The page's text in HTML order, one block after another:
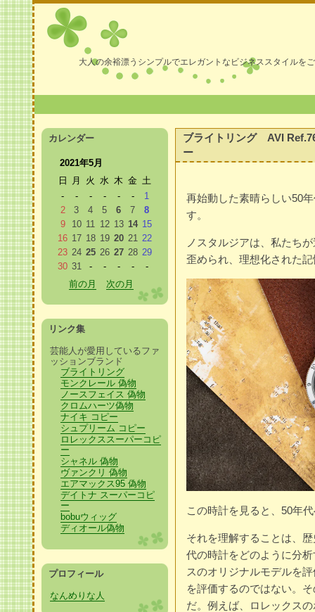
大人の余裕漂うシンプルでエレガントなビジネススタイルを
ブライトリング AVI
ー
再始動した素晴らしい50
す。
ノスタルジアは、私たち
歪められ、理想化された
この時計を見ると、50年
それを理解することは、
代の時計をどのように分
スのオリジナルモデルを
を評価するのではない。
だ。例えば、ロレックス
カレンダー
2021年5月
日
月 火 水 木 金 土
-
- - - - -
1
2
3 4 5 6 7
8
9
10 11 12 13 14 15
16 17 18 19 20 21 22
23 24 25 26 27 28 29
30 31 - - - -
-
前の月
次の月
リンク集
芸能人が愛用しているファ
ッションブランド
ブライトリング
モンクレール 偽物
ノースフェイス 偽物
クロムハーツ偽物
ナイキ コピー
シュプリーム コピー
ロレックススーパーコピ
ー
シャネル 偽物
ヴァンクリ 偽物
エアマックス95 偽物
デイトナ スーパーコピ
ー
bobuウィッグ
ディオール偽物
プロフィール
なんめりな人